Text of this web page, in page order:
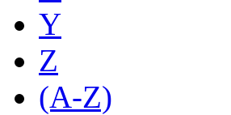
Y
Z
(A-Z)